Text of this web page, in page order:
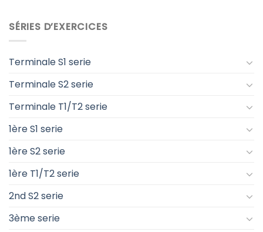
SÉRIES D’EXERCICES
Terminale S1 serie
Terminale S2 serie
Terminale T1/T2 serie
1ère S1 serie
1ère S2 serie
1ère T1/T2 serie
2nd S2 serie
3ème serie